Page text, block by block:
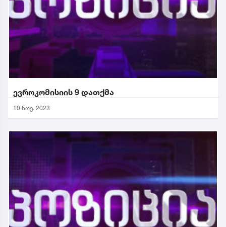
ევროკომისიის 9 დათქმა
10 ნოე. 2023